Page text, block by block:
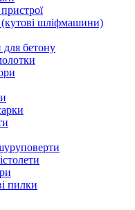
шліфмашини)
для бетону
пилки